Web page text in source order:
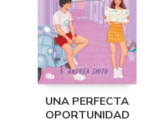
UNA PERFECTA
OPORTUNIDAD